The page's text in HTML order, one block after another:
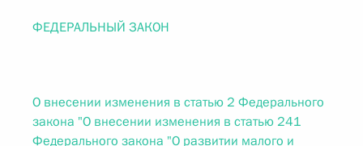
ФЕДЕРАЛЬНЫЙ ЗАКОН
О внесении изменения в статью 2 Федерального
закона "О внесении изменения в статью 241
Федерального закона "О развитии малого и